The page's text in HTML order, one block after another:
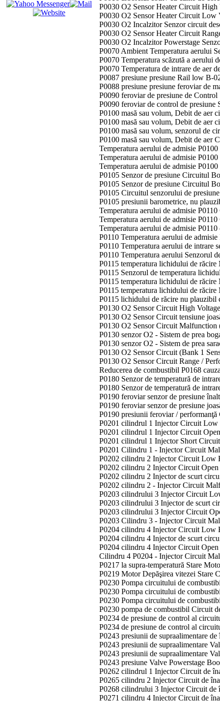
P0030 O2 Sensor Heater Circuit
P0030 O2 Sensor Heater Circuit Low
P0030 O2 Incalzitor Senzor circuit
P0030 O2 Sensor Heater Circuit
P0030 O2 Incalzitor Powerstage
P0070 Ambient Temperatura aerului
P0070 Temperatura scăzută a aerului
P0070 Temperatura de intrare de aer
P0087 presiune presiune Rail low B-
P0088 presiune presiune feroviar de
P0090 feroviar de presiune de
P0090 feroviar de control de
P0100 masă sau volum, Debit de aer
P0100 masă sau volum, Debit de aer
P0100 masă sau volum, senzorul de
P0100 masă sau volum, Debit de aer
Temperatura aerului de admisie
Temperatura aerului de admisie
Temperatura aerului de admisie
P0105 Senzor de presiune Circuitul
P0105 Senzor de presiune Circuitul
P0105 Circuitul senzorului de
P0105 presiunii barometrice, nu
Temperatura aerului de admisie
Temperatura aerului de admisie
Temperatura aerului de admisie
P0110 Temperatura aerului de
P0110 Temperatura aerului de intrare
P0110 Temperatura aerului Senzorul
P0115 temperatura lichidului de
P0115 Senzorul de temperatura
P0115 temperatura lichidului de
P0115 temperatura lichidului de
P0115 lichidului de răcire nu plauzibil
P0130 O2 Sensor Circuit High
P0130 O2 Sensor Circuit tensiune
P0130 O2 Sensor Circuit Malfunction
P0130 senzor O2 - Sistem de prea
P0130 senzor O2 - Sistem de prea
P0130 O2 Sensor Circuit (Bank 1
P0130 O2 Sensor Circuit Range /
Reducerea de combustibil P0168
P0180 Senzor de temperatură de
P0180 Senzor de temperatură de
P0190 feroviar senzor de presiune
P0190 feroviar senzor de presiune
P0190 presiunii feroviar / performanţă
P0201 cilindrul 1 Injector Circuit Low
P0201 cilindrul 1 Injector Circuit
P0201 cilindrul 1 Injector Short
P0201 Cilindru 1 - Injector Circuit
P0202 cilindru 2 Injector Circuit Low
P0202 cilindru 2 Injector Circuit
P0202 cilindru 2 Injector de scurt
P0202 cilindru 2 - Injector Circuit
P0203 cilindrului 3 Injector Circuit
P0203 cilindrului 3 Injector de scurt
P0203 cilindrului 3 Injector Circuit
P0203 Cilindru 3 - Injector Circuit
P0204 cilindru 4 Injector Circuit Low
P0204 cilindru 4 Injector de scurt
P0204 cilindru 4 Injector Circuit
Cilindru 4 P0204 - Injector Circuit
P0217 la supra-temperatură Stare
P0219 Motor Depăşirea vitezei Stare
P0230 Pompa circuitului de
P0230 Pompa circuitului de
P0230 Pompa circuitului de
P0230 pompa de combustibil Circuit
P0234 de presiune de control al
P0234 de presiune de control al
P0243 presiunii de supraalimentare
P0243 presiunii de supraalimentare
P0243 presiunii de supraalimentare
P0243 presiune Valve Powerstage
P0262 cilindrul 1 Injector Circuit de
P0265 cilindru 2 Injector Circuit de
P0268 cilindrului 3 Injector Circuit de
P0271 cilindru 4 Injector Circuit de